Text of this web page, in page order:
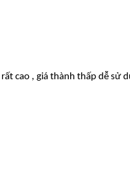
cao , giá thành thấp dễ sử